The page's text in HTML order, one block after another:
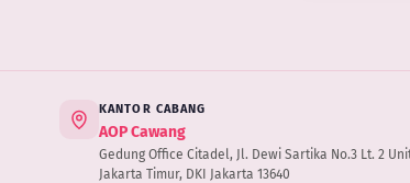
KANTOR CABANG
AOP Cawang
Gedung Office Citadel, Jl. Dewi Sartika No.3 Lt. 2
Jakarta Timur, DKI Jakarta 13640